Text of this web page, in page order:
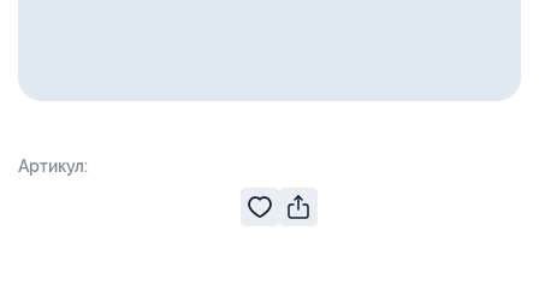
Артикул: